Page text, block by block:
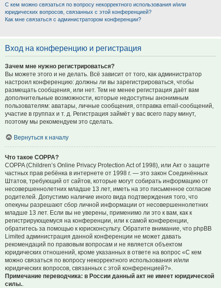
С кем можно связаться по вопросу некорректного использования и/или
юридических вопросов, связанных с этой конференцией?
Как мне связаться с администратором конференции?
Вход на конференцию и регистрация
Зачем мне нужно регистрироваться?
Вы можете этого и не делать. Всё зависит от того, как администратор
настроил конференцию: должны ли вы зарегистрироваться, чтобы
размещать сообщения, или нет. Тем не менее регистрация даёт вам
дополнительные возможности, которые недоступны анонимным
пользователям: аватары, личные сообщения, отправка email-сообщений,
участие в группах и т. д. Регистрация займёт у вас всего пару минут,
поэтому мы рекомендуем это сделать.
Вернуться к началу
Что такое COPPA?
COPPA (Children’s Online Privacy Protection Act of 1998), или Акт о защите
частных прав ребёнка в интернете от 1998 г. — это закон Соединённых
Штатов, требующий от сайтов, которые могут собирать информацию от
несовершеннолетних младше 13 лет, иметь на это письменное согласие
родителей. Допустимо наличие иного вида подтверждения того, что
опекуны разрешают сбор личной информации от несовершеннолетних
младше 13 лет. Если вы не уверены, применимо ли это к вам, как к
регистрирующемуся на конференции, или к самой конференции,
обратитесь за помощью к юрисконсульту. Обратите внимание, что phpBB
Limited администрация данной конференции не может давать
рекомендаций по правовым вопросам и не является объектом
юридических отношений, кроме указанных в ответе на вопрос «С кем
можно связаться по вопросу некорректного использования и/или
юридических вопросов, связанных с этой конференцией?».
Примечание переводчика: в России данный акт не имеет юридической
силы.